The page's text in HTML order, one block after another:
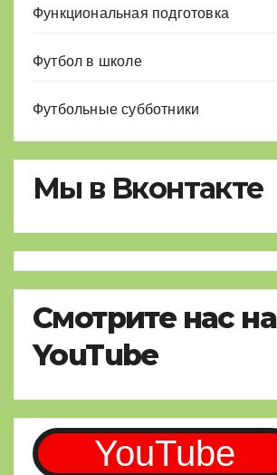
Функциональная подготовка
Футбол в школе
Футбольные субботники
Мы в Вконтакте
Смотрите нас на
YouTube
YouTube